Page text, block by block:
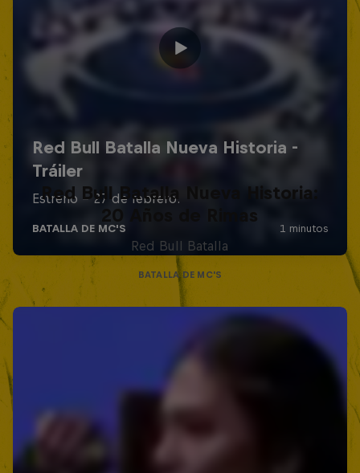
Red Bull Batalla Nueva Historia:
20 Años de Rimas
Red Bull Batalla
BATALLA DE MC'S